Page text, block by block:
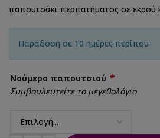
παπουτσάκι περπατήματος σε εκρού
Παράδοση σε 10 ημέρες περίπου
Νούμερο παπουτσιού *
Συμβουλευτείτε το μεγεθολόγιο